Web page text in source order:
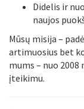
Didelis ir
naujos
Mūsų misija –
artimuosius bet
mums – nuo
įteikimu.